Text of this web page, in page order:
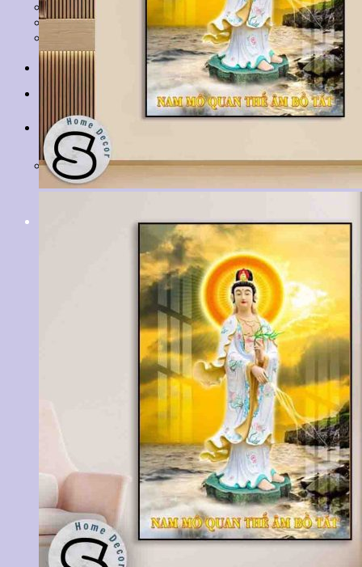
Tranh Cá Chép
Tranh Tĩnh Vật
Tranh Đồng Quê
Tranh Con Hổ
Tin tức
Giỏ hàng
Chưa có sản phẩm trong giỏ hàng.
kiếm: